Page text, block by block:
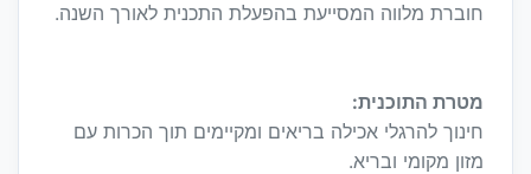
חוברת מלווה המסייעת בהפעלת התכנית לאורך השנה.
מטרת התוכנית:
חינוך להרגלי אכילה בריאים ומקיימים תוך הכרות עם
מזון מקומי ובריא.